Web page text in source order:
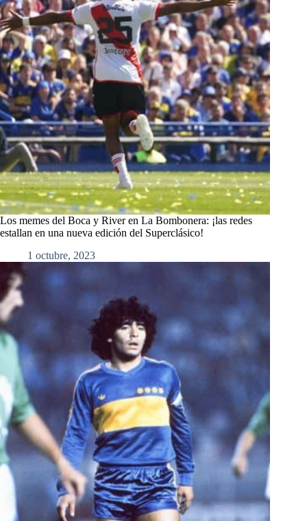
Los memes del Boca y River en La Bombonera: ¡las redes
estallan en una nueva edición del Superclásico!
1 octubre, 2023